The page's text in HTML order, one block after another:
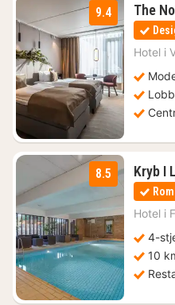
9.4 The
Hotel i
8.5 Kryb I
Hotel i
4-
10